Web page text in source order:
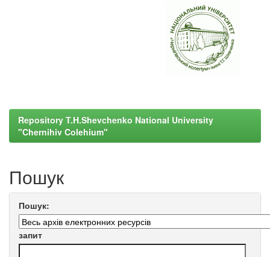
Repository T.H.Shevchenko National University
"Chernihiv Colehium"
Пошук
Пошук:
запит